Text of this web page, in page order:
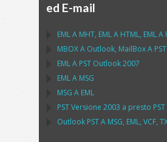
ed E-mail
EMLA MHT, EMLA HTML, EMLA
MBOXA Outlook, MailBoxA PST
EMLA PST Outlook2007
EMLA MSG
MSG A EML
PSTVersione 2003 a presto PST
Outlook PSTA MSG, EML, VCF,